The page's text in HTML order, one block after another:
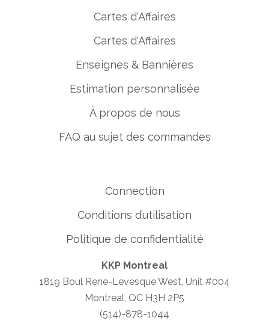
Cartes d'Affaires
Cartes d'Affaires
Enseignes & Bannières
Estimation personnalisée
À propos de nous
FAQ au sujet des commandes
Connection
Conditions d’utilisation
Politique de confidentialité
KKP Montreal
1819 Boul Rene-Levesque West, Unit #004
Montreal, QC H3H 2P5
(514)-878-1044